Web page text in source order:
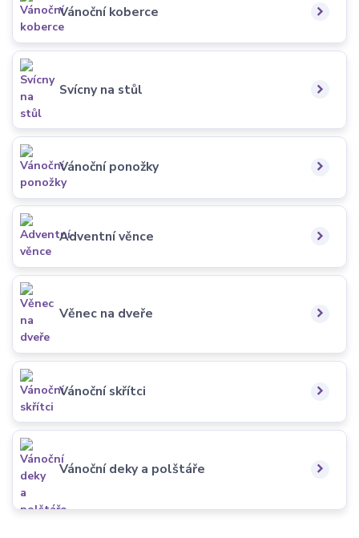
Vánoční koberce
Svícny na stůl
Vánoční ponožky
Adventní věnce
Věnec na dveře
Vánoční skřítci
Vánoční deky a polštáře